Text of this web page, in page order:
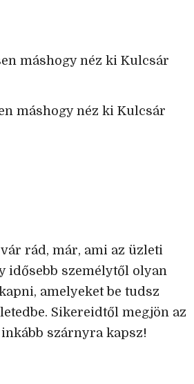
máshogy néz ki Kulcsár
máshogy néz ki Kulcsár
rád, már, ami az üzleti
idősebb személytől olyan
amelyeket be tudsz
Sikereidtől megjön az
szárnyra kapsz!